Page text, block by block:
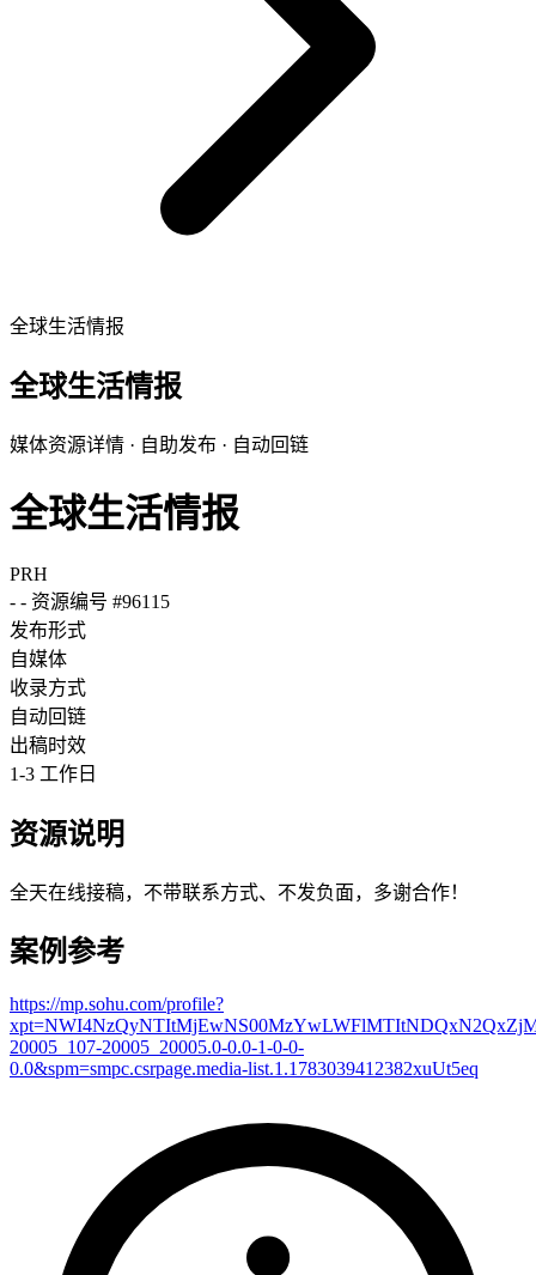
全球生活情报
全球生活情报
媒体资源详情 · 自助发布 · 自动回链
全球生活情报
PRH
- - 资源编号 #96115
发布形式
自媒体
收录方式
自动回链
出稿时效
1-3 工作日
资源说明
全天在线接稿，不带联系方式、不发负面，多谢合作！
案例参考
https://mp.sohu.com/profile?
20005_107-20005_20005.0-0.0-1-0-0-
0.0&spm=smpc.csrpage.media-list.1.1783039412382xuUt5eq